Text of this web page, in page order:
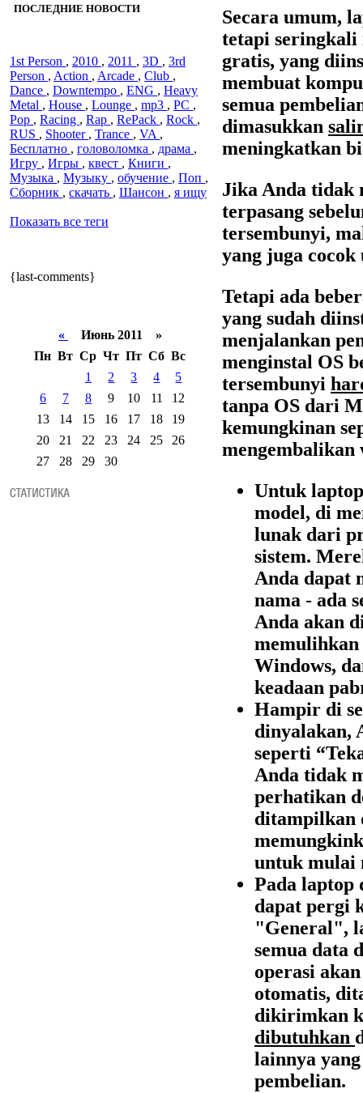
ПОСЛЕДНИЕ НОВОСТИ
1st Person , 2010 , 2011 , 3D , 3rd
Person , Action , Arcade , Club ,
Dance , Downtempo , ENG , Heavy
Metal , House , Lounge , mp3 , PC ,
Pop , Racing , Rap , RePack , Rock ,
RUS , Shooter , Trance , VA ,
Бесплатно , головоломка , драма ,
Игру , Игры , квест , Книги ,
Музыка , Музыку , обучение , Поп ,
Сборник , скачать , Шансон , я ищу
Показать все теги
{last-comments}
«
Июнь 2011 »
Пн Вт Ср Чт Пт Сб Вс
1
2 3 4
5
6
7 8 9 10 11
12
13
14 15 16 17 18
19
20
21 22 23 24 25
26
27
28 29 30
Secara umum,
tetapi seringkali
gratis, yang
membuat
semua
dimasukkan
meningkatkan
Jika Anda tidak
terpasang
tersembunyi,
yang juga
Tetapi ada
yang sudah
menjalankan
menginstal OS
tersembunyi
tanpa OS dari
kemungkinan
mengembalikan
Untuk
model, di
lunak dari
sistem.
Anda dapat
nama - ada
Anda akan
memulihkan
Windows,
keadaan
Hampir di
dinyalakan,
seperti
Anda tidak
perhatikan
ditampilkan
untuk mulai
Pada laptop
dapat pergi
"General",
semua data
operasi
otomatis,
dikirimkan
dibutuhkan
lainnya
pembelian.